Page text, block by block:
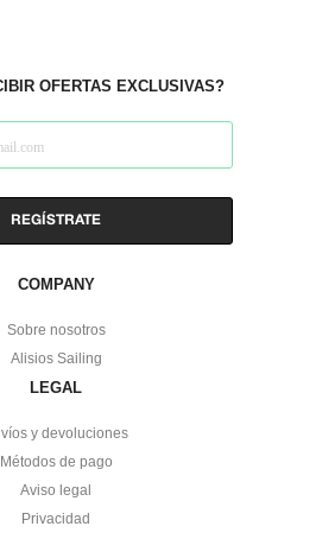
COMPANY
Sobre nosotros
Alisios Sailing
LEGAL
y devoluciones
Métodos de pago
Aviso legal
Privacidad
OFERTAS EXCLUSIVAS?